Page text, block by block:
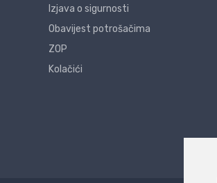
Izjava o sigurnosti
Obavijest potrošačima
ZOP
Kolačići